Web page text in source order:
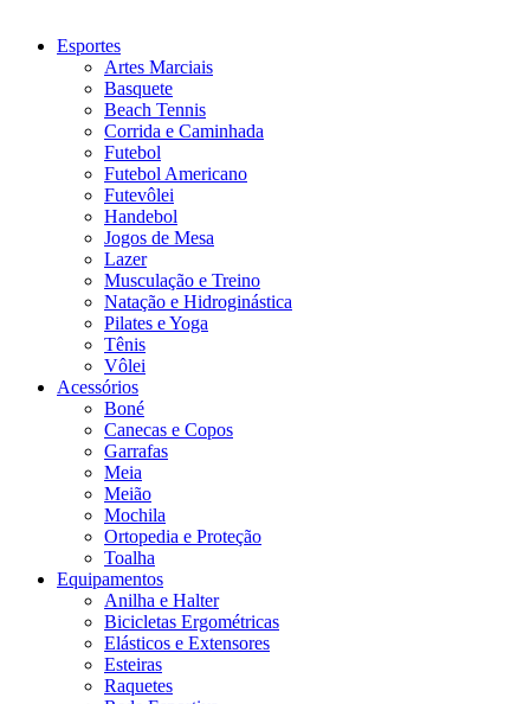
Esportes
Artes Marciais
Basquete
Beach Tennis
Corrida e Caminhada
Futebol
Futebol Americano
Futevôlei
Handebol
Jogos de Mesa
Lazer
Musculação e Treino
Natação e Hidroginástica
Pilates e Yoga
Tênis
Vôlei
Acessórios
Boné
Canecas e Copos
Garrafas
Meia
Meião
Mochila
Ortopedia e Proteção
Toalha
Equipamentos
Anilha e Halter
Bicicletas Ergométricas
Elásticos e Extensores
Esteiras
Raquetes